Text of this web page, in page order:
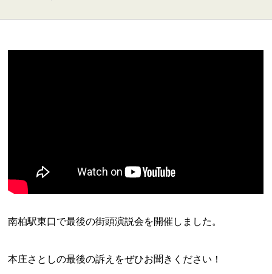
南柏駅東口で最後の街頭演説会を開催しました。
本庄さとしの最後の訴えをぜひお聞きください！